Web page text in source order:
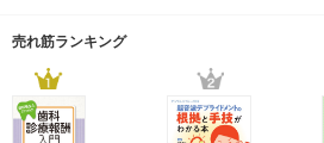
売れ筋ランキング